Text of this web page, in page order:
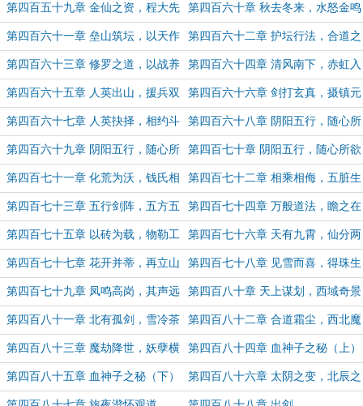
真（5.7K字奉上，求月票支持~） 间
第四百五十九章 金仙之资，程大先
生
第四百六十章 秋去冬来，水怒金鸣
第四百六十一章 垒山筑坛，以天作
法
第四百六十二章 护坛行法，合道之
妙（月票求波月票~）
第四百六十三章 修罗之道，以战养
战（5.4K字奉上，月末最后一天求
票）
第四百六十四章 清风南下，赤虹入
滇（月初求票支持~）
第四百六十五章 人英出山，援兵双
至（5.2K字奉上，求月票支持~）
第四百六十六章 剑打玄真，摄镇元
觉（5K字奉上，月初求票支持~）
第四百六十七章 人英抉择，相约斗
法（5.6K字，月初求票支持~）
第四百六十八章 阴阳五行，随心所
欲（上）
第四百六十九章 阴阳五行，随心所
欲（中）
第四百七十章 阴阳五行，随心所欲
（下）
第四百七十一章 化荒为沃，钱氏相
邀
第四百七十二章 相乘相侮，五脏生
克（5.3K字奉上，求月票支持~）
第四百七十三章 五行剑阵，五方五
灵
第四百七十四章 万般道法，瞻之在
前
第四百七十五章 以砖为载，物勒工
名
第四百七十六章 天有九霄，仙分两
类（6.2K字奉上，求票月支持~）
第四百七十七章 花开并蒂，再立山
头
第四百七十八章 见雪而喜，得珠生
欢
第四百七十九章 凤鸣高岗，其声远
扬（5K字奉上，感谢“不是读者”打
赏）
第四百八十章 天上谋划，西域奇景
第四百八十一章 北有孤剑，雪冷茶
香（6K字奉上，求月票支持~）
第四百八十二章 合道霜尘，西北魔
情（5K字奉上，求月票支持~）
第四百八十三章 魔劫降世，妖孽横
行
第四百八十四章 血神子之秘（上）
（第一更）
第四百八十五章 血神子之秘（下） 第四百八十六章 太阴之变，北辰之